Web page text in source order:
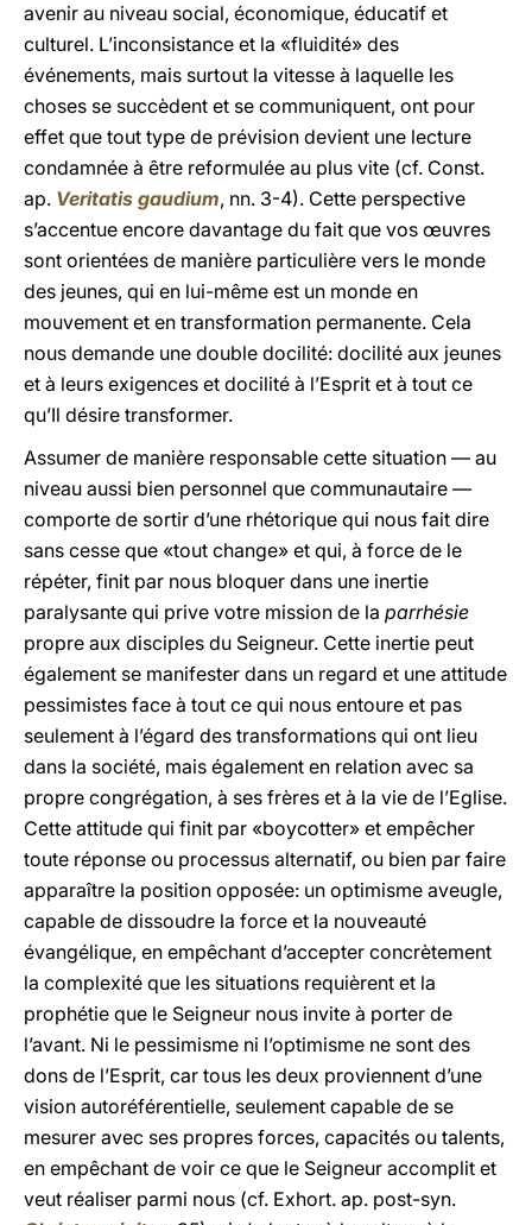
avenir au niveau social, économique, éducatif et
culturel. L’inconsistance et la «fluidité» des
événements, mais surtout la vitesse à laquelle les
choses se succèdent et se communiquent, ont pour
effet que tout type de prévision devient une lecture
condamnée à être reformulée au plus vite (cf. Const.
ap. Veritatis gaudium, nn. 3-4). Cette perspective
s’accentue encore davantage du fait que vos œuvres
sont orientées de manière particulière vers le monde
des jeunes, qui en lui-même est un monde en
mouvement et en transformation permanente. Cela
nous demande une double docilité: docilité aux jeunes
et à leurs exigences et docilité à l’Esprit et à tout ce
qu’Il désire transformer.
Assumer de manière responsable cette situation — au
niveau aussi bien personnel que communautaire —
comporte de sortir d’une rhétorique qui nous fait dire
sans cesse que «tout change» et qui, à force de le
répéter, finit par nous bloquer dans une inertie
paralysante qui prive votre mission de la parrhésie
propre aux disciples du Seigneur. Cette inertie peut
également se manifester dans un regard et une attitude
pessimistes face à tout ce qui nous entoure et pas
seulement à l’égard des transformations qui ont lieu
dans la société, mais également en relation avec sa
propre congrégation, à ses frères et à la vie de l’Eglise.
Cette attitude qui finit par «boycotter» et empêcher
toute réponse ou processus alternatif, ou bien par faire
apparaître la position opposée: un optimisme aveugle,
capable de dissoudre la force et la nouveauté
évangélique, en empêchant d’accepter concrètement
la complexité que les situations requièrent et la
prophétie que le Seigneur nous invite à porter de
l’avant. Ni le pessimisme ni l’optimisme ne sont des
dons de l’Esprit, car tous les deux proviennent d’une
vision autoréférentielle, seulement capable de se
mesurer avec ses propres forces, capacités ou talents,
en empêchant de voir ce que le Seigneur accomplit et
veut réaliser parmi nous (cf. Exhort. ap. post-syn.